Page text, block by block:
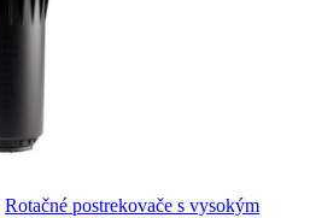
Rotačné postrekovače s vysokým